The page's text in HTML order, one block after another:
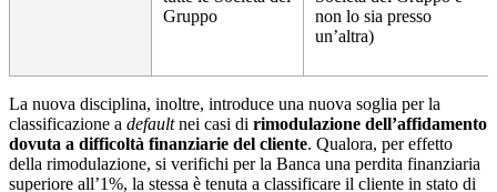
Gruppo
non lo sia presso
un’altra)
La nuova disciplina, inoltre, introduce una nuova soglia per la
classificazione a defaultnei casi di rimodulazione dell’affidamento
dovuta a difficoltà finanziarie del cliente. Qualora, per effetto
della rimodulazione, si verifichi per la Banca una perdita finanziaria
superiore all’1%, la stessa è tenuta a classificare il cliente in stato di